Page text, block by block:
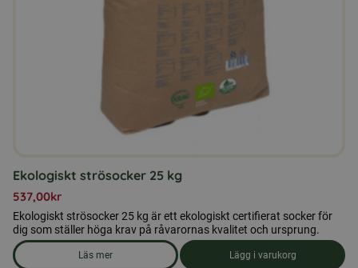
Ekologiskt strösocker 25 kg
537,00kr
Ekologiskt strösocker 25 kg är ett ekologiskt certifierat socker för
dig som ställer höga krav på råvarornas kvalitet och ursprung.
Läs mer
om produkten Ekologiskt strösocker 25 kg
Lägg i varukorg